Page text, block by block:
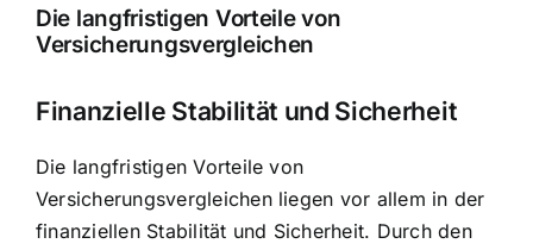
Die langfristigen Vorteile von
Versicherungsvergleichen
Finanzielle Stabilität und Sicherheit
Die langfristigen Vorteile von
Versicherungsvergleichen liegen vor allem in der
finanziellen Stabilität und Sicherheit. Durch den